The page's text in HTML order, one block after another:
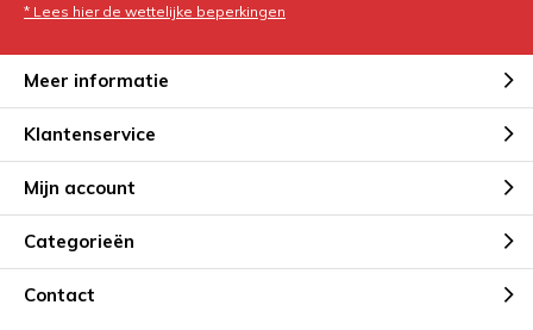
* Lees hier de wettelijke beperkingen
Meer informatie
Klantenservice
Mijn account
Categorieën
Contact